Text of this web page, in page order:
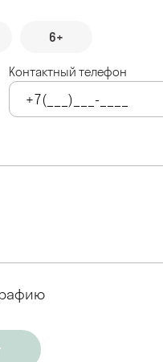
6+
Контактный телефон